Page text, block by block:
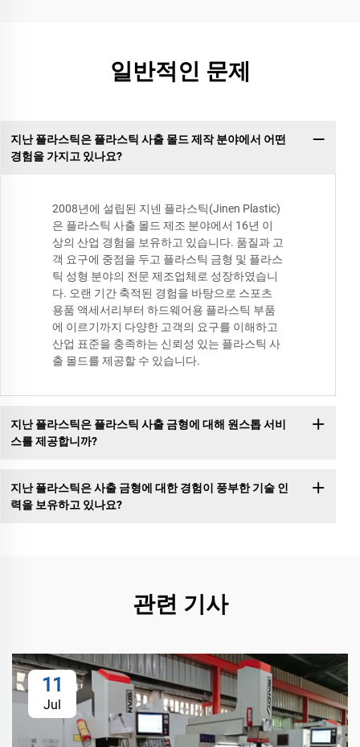
일반적인 문제
지난 플라스틱은 플라스틱 사출 몰드 제작 분야에서 어떤
경험을 가지고 있나요?
2008년에 설립된 지넨 플라스틱(Jinen Plastic)
은 플라스틱 사출 몰드 제조 분야에서 16년 이
상의 산업 경험을 보유하고 있습니다. 품질과 고
객 요구에 중점을 두고 플라스틱 금형 및 플라스
틱 성형 분야의 전문 제조업체로 성장하였습니
다. 오랜 기간 축적된 경험을 바탕으로 스포츠
용품 액세서리부터 하드웨어용 플라스틱 부품
에 이르기까지 다양한 고객의 요구를 이해하고
산업 표준을 충족하는 신뢰성 있는 플라스틱 사
출 몰드를 제공할 수 있습니다.
지난 플라스틱은 플라스틱 사출 금형에 대해 원스톱 서비
스를 제공합니까?
지난 플라스틱은 사출 금형에 대한 경험이 풍부한 기술 인
력을 보유하고 있나요?
관련 기사
11
Jul